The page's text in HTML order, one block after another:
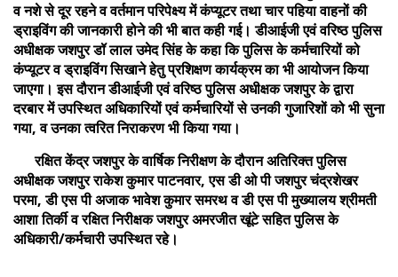
व नशे से दूर रहने व वर्तमान परिपेक्ष्य में कंप्यूटर तथा चार पहिया वाहनों की
ड्राइविंग की जानकारी होने की भी बात कही गई। डीआईजी एवं वरिष्ठ पुलिस
अधीक्षक जशपुर डॉ लाल उमेद सिंह के कहा कि पुलिस के कर्मचारियों को
कंप्यूटर व ड्राइविंग सिखाने हेतु प्रशिक्षण कार्यक्रम का भी आयोजन किया
जाएगा। इस दौरान डीआईजी एवं वरिष्ठ पुलिस अधीक्षक जशपुर के द्वारा
दरबार में उपस्थित अधिकारियों एवं कर्मचारियों से उनकी गुजारिशों को भी सुना
गया, व उनका त्वरित निराकरण भी किया गया।
रक्षित केंद्र जशपुर के वार्षिक निरीक्षण के दौरान अतिरिक्त पुलिस
अधीक्षक जशपुर राकेश कुमार पाटनवार, एस डी ओ पी जशपुर चंद्रशेखर
परमा, डी एस पी अजाक भावेश कुमार समरथ व डी एस पी मुख्यालय श्रीमती
आशा तिर्की व रक्षित निरीक्षक जशपुर अमरजीत खूंटे सहित पुलिस के
अधिकारी/कर्मचारी उपस्थित रहे।